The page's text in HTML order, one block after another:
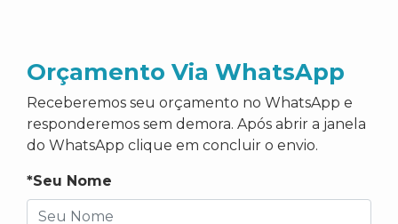
Orçamento Via WhatsApp
Receberemos seu orçamento no WhatsApp e
responderemos sem demora. Após abrir a janela
do WhatsApp clique em concluir o envio.
*Seu Nome